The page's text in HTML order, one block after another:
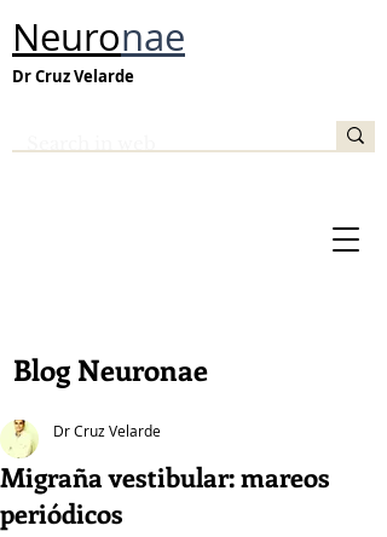
Neuronae
Dr Cruz Velarde
Blog Neuronae
Migraña vestibular: mareos
periódicos
Dr Cruz Velarde